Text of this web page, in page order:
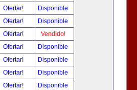
Ofertar!
Disponible
Ofertar!
Disponible
Ofertar!
Vendido!
Ofertar!
Disponible
Ofertar!
Disponible
Ofertar!
Disponible
Ofertar!
Disponible